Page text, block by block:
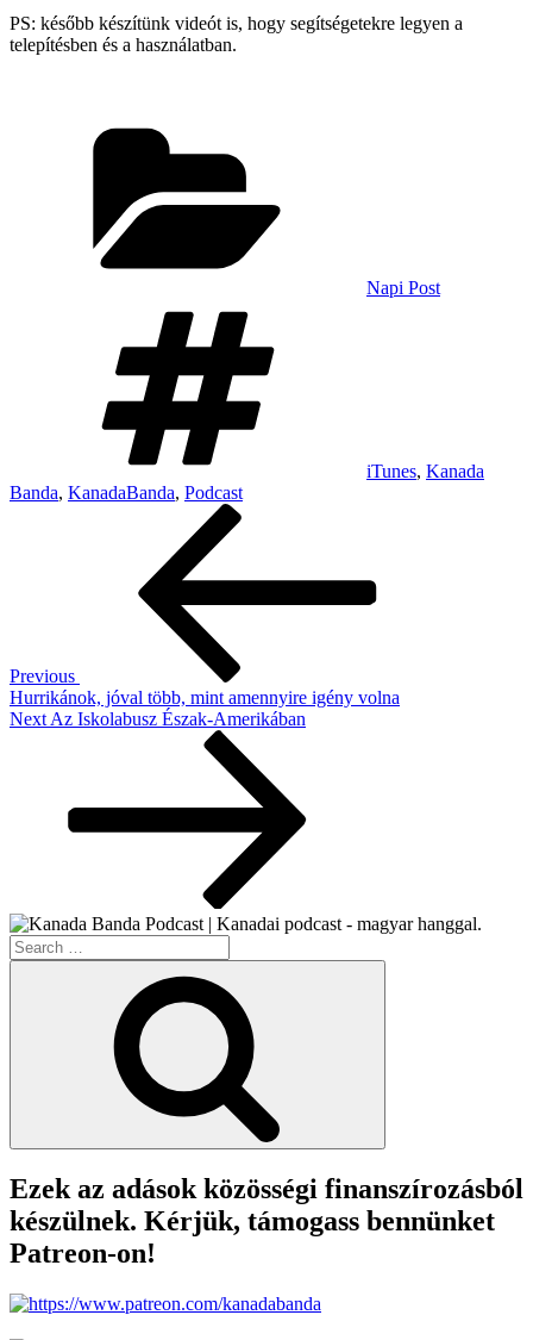
PS: később készítünk videót is, hogy segítségetekre legyen a
telepítésben és a használatban.
Napi Post
iTunes, Kanada
Banda, KanadaBanda, Podcast
Previous
Hurrikánok, jóval több, mint amennyire igény volna
Next
Next Az Iskolabusz Észak-Amerikában
Search
for:
Ezek az adások közösségi finanszírozásból
készülnek. Kérjük, támogass bennünket
Patreon-on!